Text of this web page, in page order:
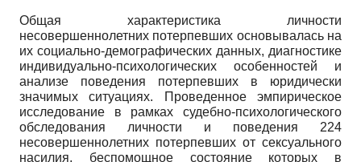
Общая характеристика личности
несовершеннолетних потерпевших основывалась на
их социально-демографических данных, диагностике
индивидуально-психологических особенностей и
анализе поведения потерпевших в юридически
значимых ситуациях. Проведенное эмпирическое
исследование в рамках судебно-психологического
обследования личности и поведения 224
несовершеннолетних потерпевших от сексуального
насилия, беспомощное состояние которых в